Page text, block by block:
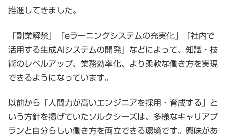
推進してきました。
「副業解禁」「eラーニングシステムの充実化」「社内で
活用する生成AIシステムの開発」などによって、知識・技
術のレベルアップ、業務効率化、より柔軟な働き方を実現
できるようになっています。
以前から「人間力が高いエンジニアを採用・育成する」と
いう方針を掲げていたソルクシーズは、多様なキャリアプ
ランと自分らしい働き方を両立できる環境です。興味があ